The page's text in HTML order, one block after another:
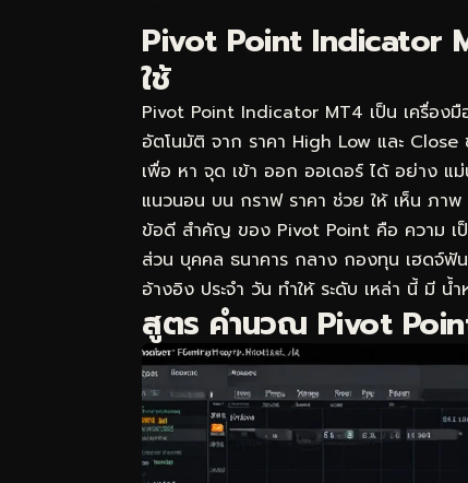
Pivot Point Indicator
ใช้
Pivot Point Indicator MT4 เป็น เครื่องมื
อัตโนมัติ จาก ราคา High Low และ
เพื่อ หา จุด เข้า ออก ออเดอร์ ได้ อย่าง
แนวนอน บน กราฟ ราคา ช่วย ให้ เห็น ภา
ข้อดี สำคัญ ของ Pivot Point คือ ความ เ
ส่วน บุคคล ธนาคาร กลาง กองทุน เฮดจ์ฟั
อ้างอิง ประจำ วัน ทำให้ ระดับ เหล่า นี้ มี น้
สูตร คำนวณ Pivot